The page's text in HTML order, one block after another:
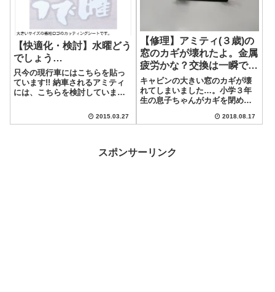
【快適化・検討】水曜どう
でしょう…
只今の現行車にはこちらを貼っ
ています!! 納車されるアミティ
には、こちらを検討していまし
トては、既に無くなっておりま
す…orzもっと早く購入しておけ
2015.03.27
【修理】アミティ(３歳)の
窓のカギが壊れたよ。金属
疲労かな？交換は一瞬でな
おせました♪
キャビンの大きい窓のカギが壊
れてしまいました…。小学３年
生の息子ちゃんがカギを閉めよ
ちゃったようです。まぁ、消耗
す。金属疲労なのでしょうか
ね？金属なのにここまで...
2018.08.17
スポンサーリンク